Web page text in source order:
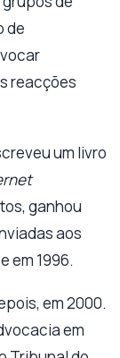
de
reacções
um livro
ganhou
aos
em 1996.
em 2000.
em